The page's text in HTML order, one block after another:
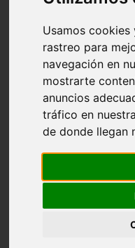
Usamos
rastreo para
navegación en
mostrarte
anuncios
tráfico en
de donde llegan
Málaga - júzcar
Huesca - alquézar
Huesca - castejón-de-
Lleida - alt-àneu
Córdoba - almedinilla
Navarra - zangoza
Cantabria - arenas-de-
Barcelona - la-pobla-
Murcia - cartagena
Madrid - nuevo-baztán